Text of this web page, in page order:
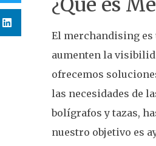
El merchandising es
aumenten la
ofrecemos
las necesidades de
bolígrafos y tazas,
nuestro objetivo es